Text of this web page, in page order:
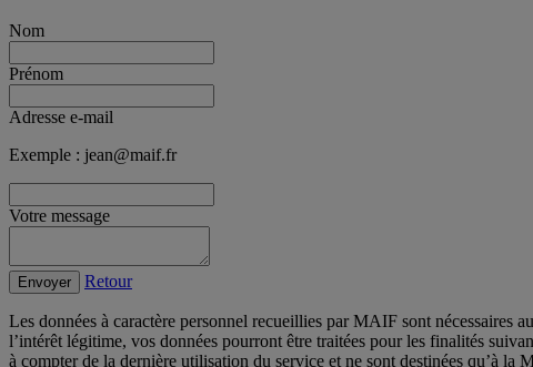
Nom
Prénom
Adresse e-mail
Exemple : jean@maif.fr
Votre message
Envoyer Retour
Les données à caractère personnel recueillies par MAIF sont nécessaires
l’intérêt légitime, vos données pourront être traitées pour les finalités
à compter de la dernière utilisation du service et ne sont destinées qu’à la